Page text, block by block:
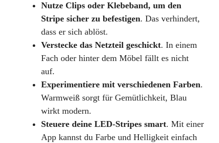
Nutze Clips oder Klebeband, um den
Stripe sicher zu befestigen. Das verhindert,
dass er sich ablöst.
Verstecke das Netzteil geschickt. In einem
Fach oder hinter dem Möbel fällt es nicht
auf.
Experimentiere mit verschiedenen Farben.
Warmweiß sorgt für Gemütlichkeit, Blau
wirkt modern.
Steuere deine LED-Stripes smart. Mit einer
App kannst du Farbe und Helligkeit einfach